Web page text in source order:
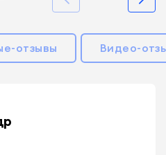
отзывы Видео-